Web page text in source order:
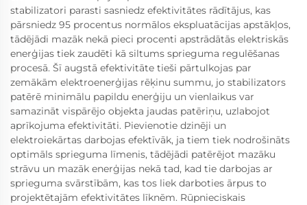
stabilizatori parasti sasniedz efektivitātes rādītājus, kas
pārsniedz 95 procentus normālos ekspluatācijas apstākļos,
tādējādi mazāk nekā pieci procenti apstrādātās elektriskās
enerģijas tiek zaudēti kā siltums sprieguma regulēšanas
procesā. Šī augstā efektivitāte tieši pārtulkojas par
zemākām elektroenerģijas rēķinu summu, jo stabilizators
patērē minimālu papildu enerģiju un vienlaikus var
samazināt vispārējo objekta jaudas patēriņu, uzlabojot
aprīkojuma efektivitāti. Pievienotie dzinēji un
elektroiekārtas darbojas efektīvāk, ja tiem tiek nodrošināts
optimāls sprieguma līmenis, tādējādi patērējot mazāku
strāvu un mazāk enerģijas nekā tad, kad tie darbojas ar
sprieguma svārstībām, kas tos liek darboties ārpus to
projektētajām efektivitātes līknēm. Rūpnieciskais